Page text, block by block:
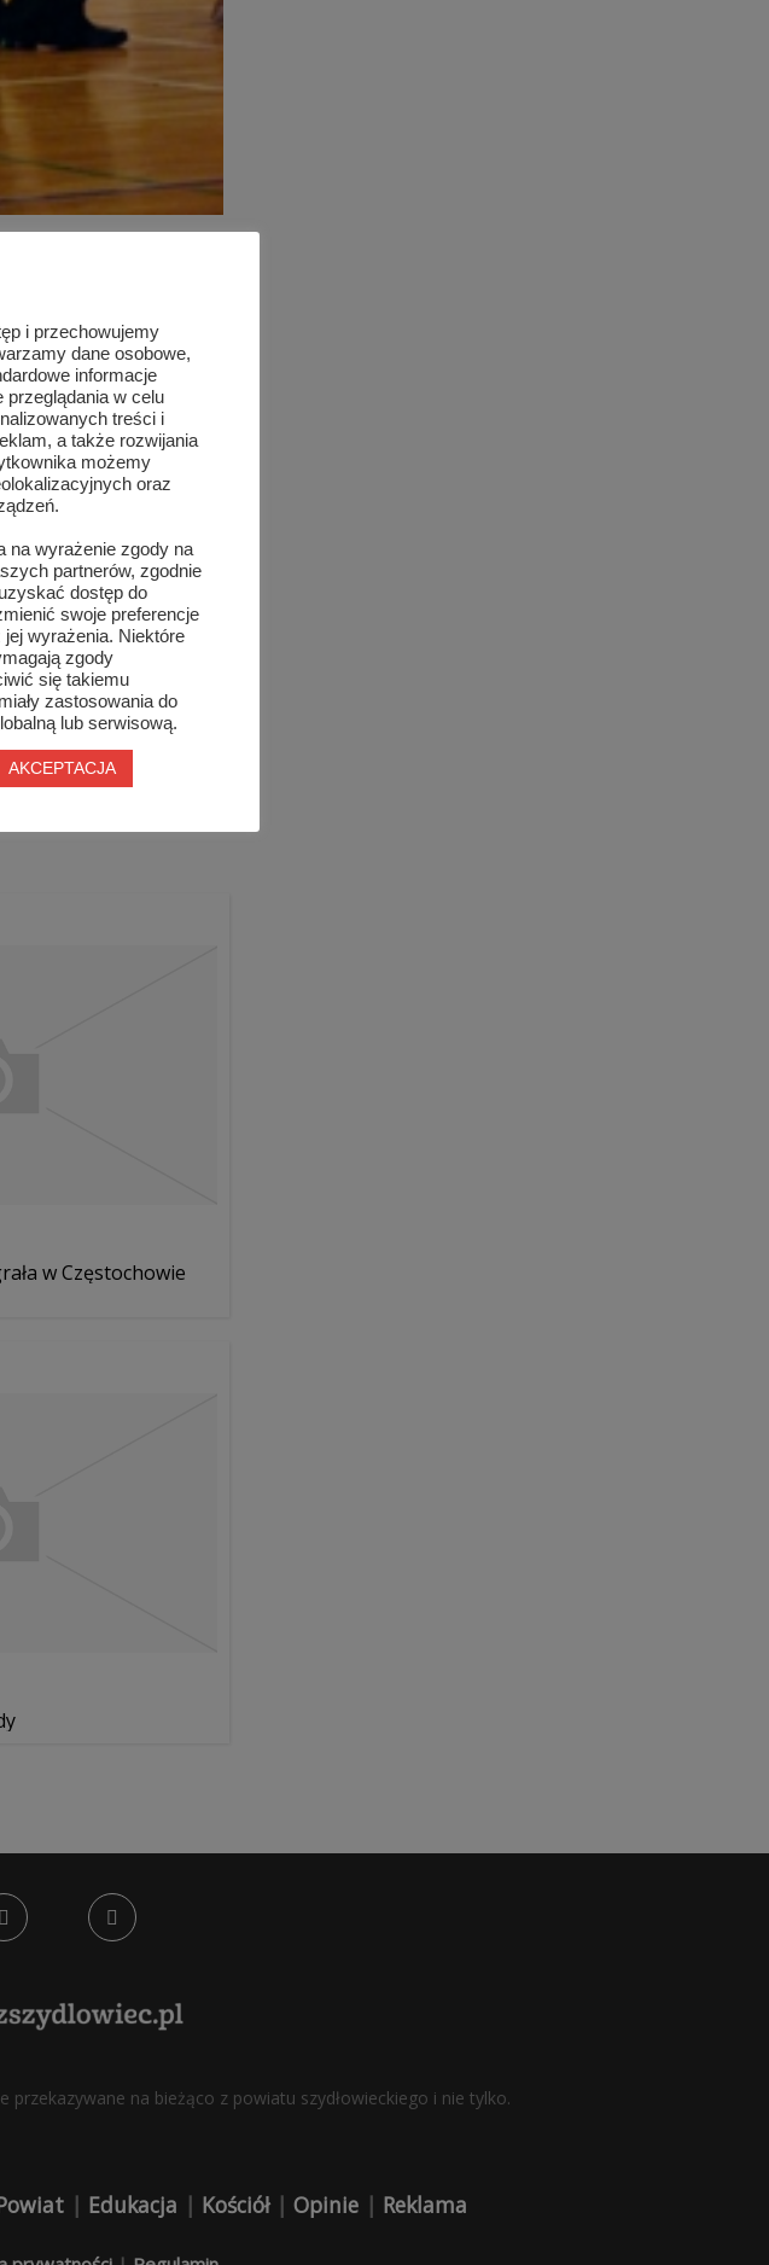
przez SCKiS i
tych słów można
Mistrzowie Polski w
SHOW DANCE
Klub Tańca
„REELANDIA” z
. Łącznie tego
się ok. 200 tancerzy.
w Częstochowie
na bieżąco z powiatu szydłowieckiego i nie tylko.
| Edukacja | Kościół| Opinie | Reklama
i przechowujemy
dane osobowe,
informacje
przeglądania w celu
treści i
a także rozwijania
możemy
oraz
na wyrażenie zgody na
partnerów, zgodnie
dostęp do
swoje preferencje
wyrażenia. Niektóre
zgody
się takiemu
zastosowania do
lub serwisową.
AKCEPTACJA